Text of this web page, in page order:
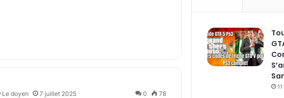
Le doyen 7 juillet 2025 0 78